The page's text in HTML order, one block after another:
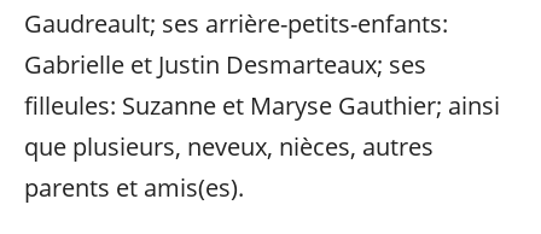
Gaudreault; ses arrière-petits-enfants:
Gabrielle et Justin Desmarteaux; ses
filleules: Suzanne et Maryse Gauthier; ainsi
que plusieurs, neveux, nièces, autres
parents et amis(es).